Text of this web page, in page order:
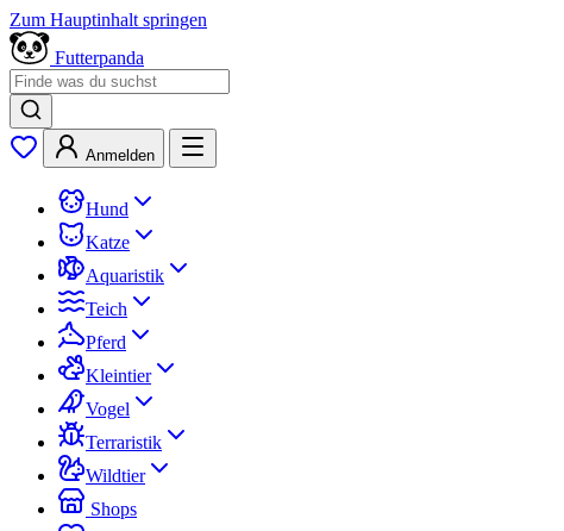
Zum Hauptinhalt springen
Futterpanda
Anmelden
Hund
Katze
Aquaristik
Teich
Pferd
Kleintier
Vogel
Terraristik
Wildtier
Shops